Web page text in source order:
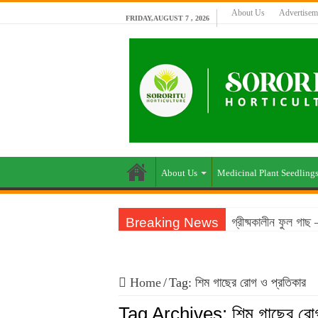
FRIDAY,AUGUST 7 , 2026
About Us
About Us Medicinal Plant Seedlings
Breaking News গ্রীষ্মকালীন ফুল
বাংলাদেশে জনপ্রিয়
ফসলের চারা
Home/Tag: শিম গাছের রোগ ও প্রতিকার
Tag Archives: শিম গাছের